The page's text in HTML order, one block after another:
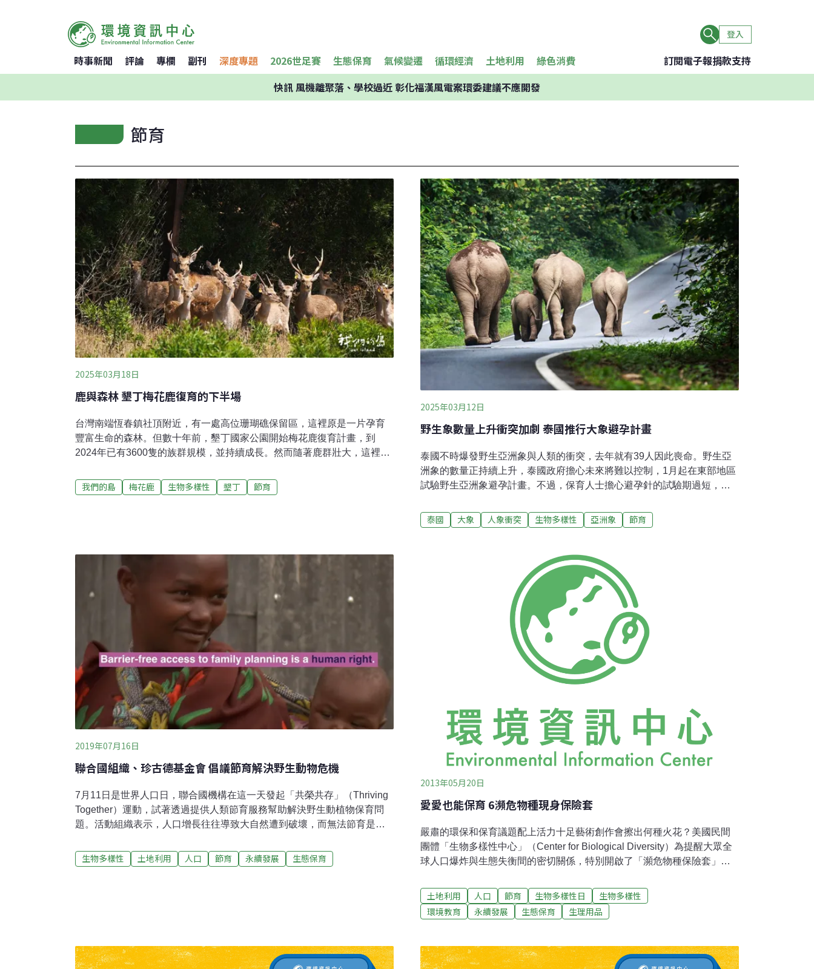
登入
時事新聞 評論 專欄 副刊 深度專題 2026世足賽 生態保育 氣候變遷 循環經濟 土地利用 綠色消費 訂閱電子報捐款支持
快訊風機離聚落、學校過近 彰化福漢風電案環委建議不應開發
節育
2025年03月18日
鹿與森林 墾丁梅花鹿復育的下半場
台灣南端恆春鎮社頂附近，有一處高位珊瑚礁保留區，這裡原是一片孕育
豐富生命的森林。但數十年前，墾丁國家公園開始梅花鹿復育計畫，到
2024年已有3600隻的族群規模，並持續成長。然而隨著鹿群壯大，這裡的
板塊運動將海底的珊瑚礁抬升至海平面以上，形成高位珊瑚礁地形，抬升
之後隨著風化作用產生稀薄的土壤，植物種子透過海漂、風吹後來到這塊
瑚礁石灰岩地形生存的植物，它的根可以穿過孔洞，所以我們說它是在夾
縫中求生存」。獨特的森林生態系，讓林試所在1994年主動向當時的農委
會申請成立「墾丁高位珊瑚礁自然保留區」。梅花鹿又是怎麼來到這片土
地的？一般認為梅花鹿
我們的島 梅花鹿 生物多樣性 墾丁 節育
2025年03月12日
野生象數量上升衝突加劇 泰國推行大象避孕計畫
泰國不時爆發野生亞洲象與人類的衝突，去年就有39人因此喪命。野生亞
洲象的數量正持續上升，泰國政府擔心未來將難以控制，1月起在東部地區
試驗野生亞洲象避孕計畫。不過，保育人士擔心避孕針的試驗期過短，恐
示，泰國目前的野生亞洲象數量約4000頭，以每年7%至8%速度增長，若
不加以控制，預計4年後總數達6000頭。森林棲地面積有限，未來恐怕容不
飲水時，牠們可能會闖入村落，破壞農作物或房屋。2012年以來，已造成
至少240人死亡，208人受傷。《衛報》報導，最常發生衝突的地點是東部
森林區（Eastern Forest complex），這裡有許多農田與工業區。據官方資
料，2024年這裡發生了4700起亞洲象相關的衝突事件，造成19死22傷，近
600塊農田遭到破壞。泰國政府要求
泰國 大象 人象衝突 生物多樣性 亞洲象 節育
2019年07月16日
聯合國組織、珍古德基金會 倡議節育解決野生動物危機
7月11日是世界人口日，聯合國機構在這一天發起「共榮共存」（Thriving
Together）運動，試著透過提供人類節育服務幫助解決野生動植物保育問
題。活動組織表示，人口增長往往導致大自然遭到破壞，而無法節育是
和保育組織參與，這些組織每年在170個國家共花費80億英鎊。這些組織表
示，他們打算共同努力改善人們的生活，透過減少人口成長防止生物多樣
經恢復成森林。「越來越多人口出生並
生物多樣性 土地利用 人口 節育 永續發展 生態保育
2013年05月20日
愛愛也能保育 6瀕危物種現身保險套
嚴肅的環保和保育議題配上活力十足藝術創作會擦出何種火花？美國民間
團體「生物多樣性中心」（Center for Biological Diversity）為提醒大眾全
球人口爆炸與生態失衡間的密切關係，特別開啟了「瀕危物種保險套」專
龜、北極熊等，化成美麗圖像，並做為今年世界地球日的慶祝活動之一，
超過1萬5千枚保險套被裹在這些設計精美的包裝內，搭配別具巧思的廣告
標語，讓人會心一笑之餘，也留下深刻印象。這個行動想直接傳達一個訊
人口成長與其他物種衰退、滅絕之間的關係雖有許多研究資料，但是卻鮮
少引起討論。這些保險套就是為了吸引大眾目光，讓人們開始反思此重要
土地利用 人口 節育 生物多樣性日
生物多樣性
環境教育
永續發展 生態保育 生理用品